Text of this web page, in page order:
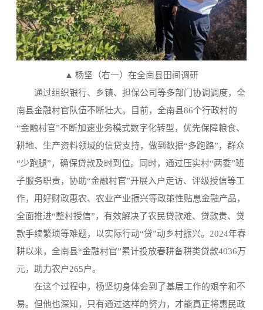
▲ 杨坚（右一）在全南县田间调研
通过组织银行、乡镇、担保公司等多部门协调调度，全
南县金融村官队伍不断壮大。目前，全南县86个行政村的
“金融村官”不断加速业务模式数字化转型，优先保障粮食、
耕地、生产资料领域的信贷支持，做到数据“多跑路”，群众
“少跑腿”，确保贷款及时到位。同时，通过压实村“两委”班
子服务职责，协助“金融村官”开展入户走访、评级授信等工
作，用好财政惠农、农业产业振兴等政策性贴息金融产品，
全面推进“整村授信”，有效解决了农民贷款难、贷款贵、贷
款手续繁琐等难题，以实际行动“贷”动乡村振兴。2024年春
耕以来，全南县“金融村官”累计投放春耕备耕类贷款4036万
元，助力农户265户。
在这个过程中，杨坚切身体会到了基层工作的艰辛和不
易。但他也深知，只有通过这样的努力，才能真正将惠民政